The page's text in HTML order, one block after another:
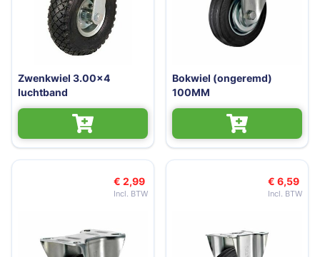
Zwenkwiel 3.00x4
luchtband
Bokwiel (ongeremd)
100MM
€ 2,99 € 6,59